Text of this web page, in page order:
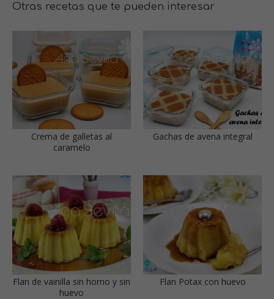
Otras recetas que te pueden interesar
Crema de galletas al
caramelo
Gachas de avena integral
Flan de vainilla sin horno y sin
huevo
Flan Potax con huevo